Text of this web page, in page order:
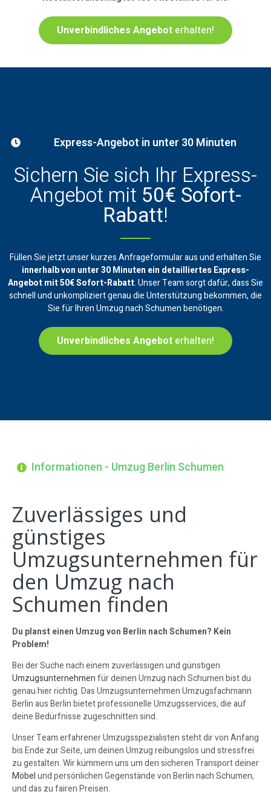
Unverbindliches Angebot erhalten!
Express-Angebot in unter 30 Minuten
Sichern Sie sich Ihr Express-
Angebot mit 50€ Sofort-
Rabatt!
Füllen Sie jetzt unser kurzes Anfrageformular aus und erhalten Sie
innerhalb von unter 30 Minuten ein detailliertes Express-
Angebot mit 50€ Sofort-Rabatt. Unser Team sorgt dafür, dass Sie
schnell und unkompliziert genau die Unterstützung bekommen, die
Sie für Ihren Umzug nach Schumen benötigen.
Unverbindliches Angebot erhalten!
Informationen - Umzug Berlin Schumen
Zuverlässiges und
günstiges
Umzugsunternehmen für
den Umzug nach
Schumen finden
Du planst einen Umzug von Berlin nach Schumen? Kein
Problem!
Bei der Suche nach einem zuverlässigen und günstigen
Umzugsunternehmenfür deinen Umzug nach Schumen bist du
genau hier richtig. Das Umzugsunternehmen Umzugsfachmann
Berlin aus Berlin bietet professionelle Umzugsservices, die auf
deine Bedürfnisse zugeschnitten sind.
Unser Team erfahrener Umzugsspezialisten steht dir von Anfang
bis Ende zur Seite, um deinen Umzug reibungslos und stressfrei
zu gestalten. Wir kümmern uns um den sicheren Transport deiner
Möbelund persönlichen Gegenstände von Berlin nach Schumen,
und das zu fairen Preisen.